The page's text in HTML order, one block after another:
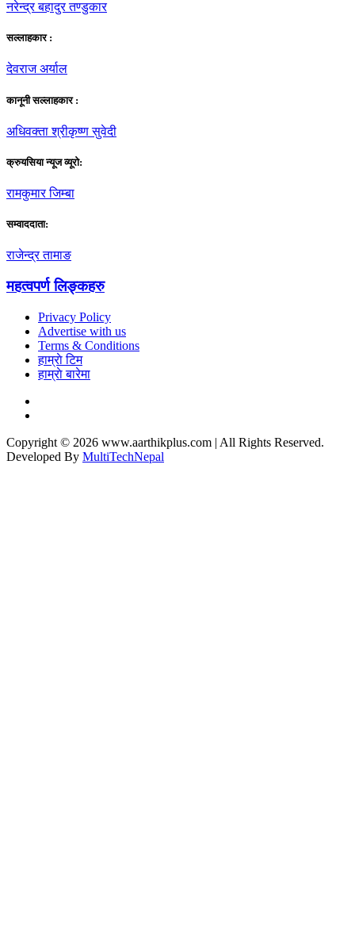
नरेन्द्र बहादुर तण्डुकार
सल्लाहकार :
देवराज अर्याल
कानूनी सल्लाहकार :
अधिवक्ता श्रीकृष्ण सुवेदी
क्रुयसिया न्यूज व्यूराे:
रामकुमार जिम्बा
सम्वाददाता:
राजेन्द्र तामाङ
महत्वपर्ण लिङ्कहरु
Privacy Policy
Advertise with us
Terms & Conditions
हाम्राे टिम
हाम्राे बारेमा
Copyright © 2026 www.aarthikplus.com | All Rights Reserved.
Developed By MultiTechNepal